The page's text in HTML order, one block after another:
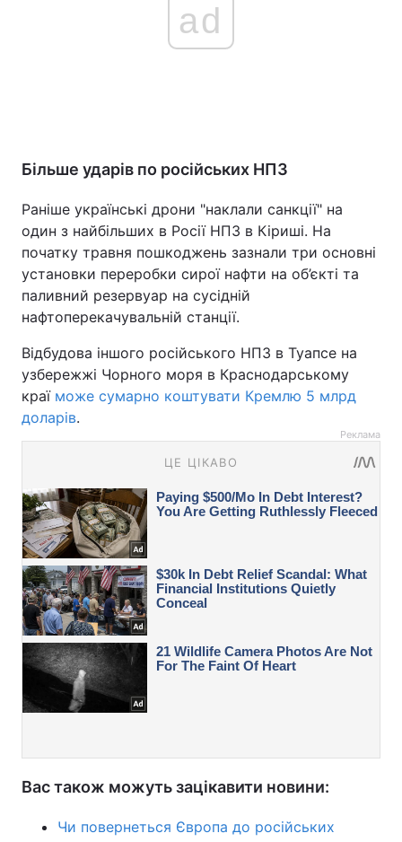
ad
Більше ударів по російських НПЗ
Раніше українські дрони "наклали санкції" на
один з найбільших в Росії НПЗ в Кіриші. На
початку травня пошкоджень зазнали три основні
установки переробки сирої нафти на об’єкті та
паливний резервуар на сусідній
нафтоперекачувальній станції.
Відбудова іншого російського НПЗ в Туапсе на
узбережжі Чорного моря в Краснодарському
краї може сумарно коштувати Кремлю 5 млрд
доларів.
Реклама
Вас також можуть зацікавити новини:
Чи повернеться Європа до російських